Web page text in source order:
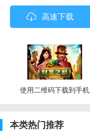
高速下载
使用二维码下载到手机
本类热门推荐